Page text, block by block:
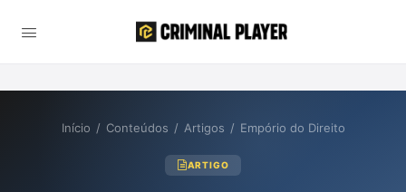
Início / Conteúdos / Artigos / Empório do Direito
ARTIGO